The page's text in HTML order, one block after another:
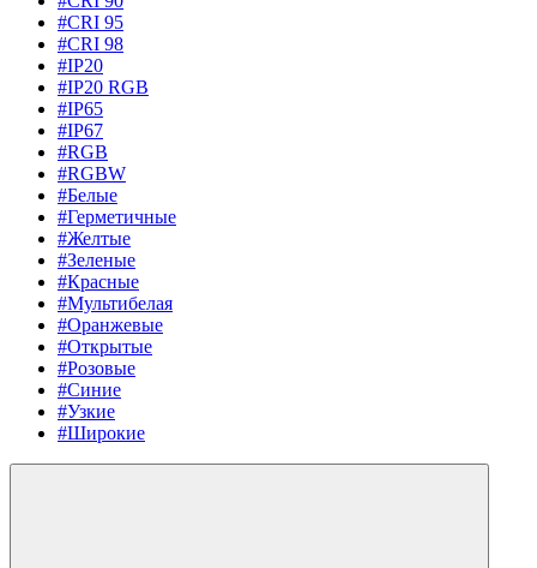
#CRI 95
#CRI 98
#IP20
#IP20 RGB
#IP65
#IP67
#RGB
#RGBW
#Белые
#Герметичные
#Желтые
#Зеленые
#Красные
#Мультибелая
#Оранжевые
#Открытые
#Розовые
#Синие
#Узкие
#Широкие